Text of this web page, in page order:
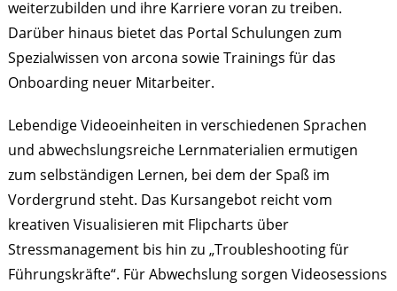
weiterzubilden und ihre Karriere voran zu treiben.
Darüber hinaus bietet das Portal Schulungen zum
Spezialwissen von arcona sowie Trainings für das
Onboarding neuer Mitarbeiter.
Lebendige Videoeinheiten in verschiedenen Sprachen
und abwechslungsreiche Lernmaterialien ermutigen
zum selbständigen Lernen, bei dem der Spaß im
Vordergrund steht. Das Kursangebot reicht vom
kreativen Visualisieren mit Flipcharts über
Stressmanagement bis hin zu „Troubleshooting für
Führungskräfte“. Für Abwechslung sorgen Videosessions